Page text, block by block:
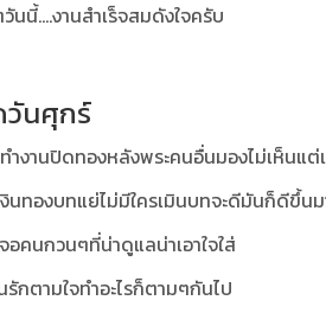
นนี้....งานสำเร็จสมดังใจครับ
วันศุกร์
ทำงานปิดทองหลังพระคนอื่นมองไม่เห็นแต่
งินทองบทแย่ไม่มีใครเมินบทจะดีมันก็ดีขึ้น
อคนกวนๆที่น่าดูแลน่าเอาใจใส่
กตามใจทำอะไรก็ตามๆกันไป